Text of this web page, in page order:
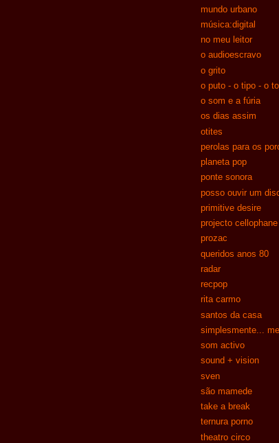
mundo urbano
música:digital
no meu leitor
o audioescravo
o grito
o puto - o tipo - o
o som e a fúria
os dias assim
otites
perolas para os
planeta pop
ponte sonora
posso ouvir um
primitive desire
projecto cellophane
prozac
queridos anos 80
radar
recpop
rita carmo
santos da casa
simplesmente...
som activo
sound + vision
sven
são mamede
take a break
ternura porno
theatro circo